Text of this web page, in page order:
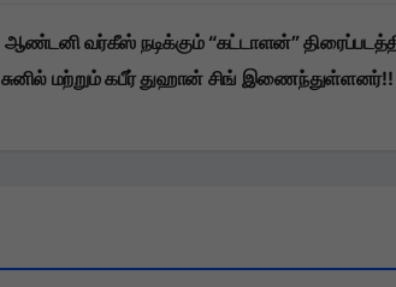
ஆண்டனி வர்கீஸ் நடிக்கும் “கட்டாளன்”
சுனில் மற்றும் கபீர் துஹான் சிங் இணைந்துள்ளனர்!!